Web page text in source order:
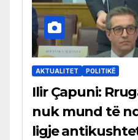
AKTUALITET POLITIKË
Ilir Çapuni:
nuk mund të
ligje